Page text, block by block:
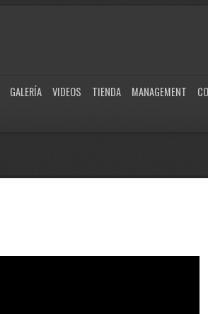
GALERÍA VIDEOS TIENDA MANAGEMENT